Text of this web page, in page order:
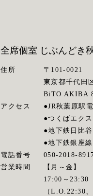
全席個室 じぶんどき
住所
〒101-0021
東京都千代田
BiTO AKIBA
アクセス
●JR秋葉原駅
●つくばエク
●地下鉄日比
●地下鉄銀座
電話番号
050-2018-
営業時間
【月～金】
17:00～23:30
（L.O.22:30